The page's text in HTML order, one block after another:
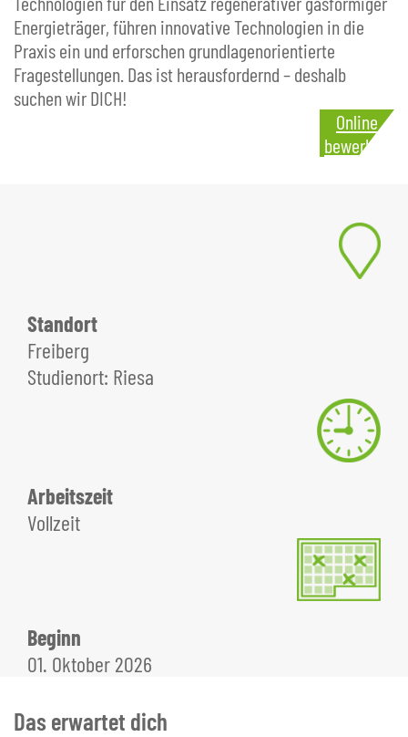
Energieträger, führen innovative Technologien in die
Praxis ein und erforschen grundlagenorientierte
Fragestellungen. Das ist herausfordernd – deshalb
suchen wir DICH!
Online
bewerben
Standort
Freiberg
Studienort: Riesa
Arbeitszeit
Vollzeit
Beginn
01. Oktober 2026
Das erwartet dich